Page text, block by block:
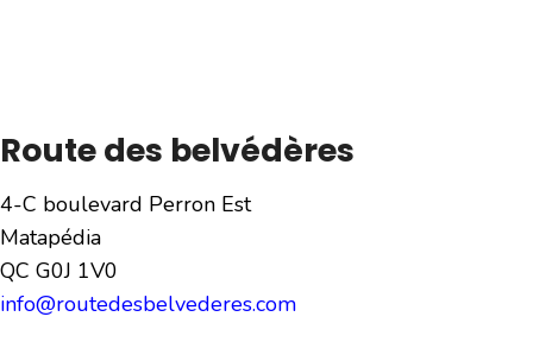
Route des belvédères
4-C boulevard Perron Est
Matapédia
QC G0J 1V0
info@routedesbelvederes.com